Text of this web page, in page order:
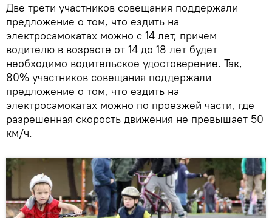
Две трети участников совещания поддержали
предложение о том, что ездить на
электросамокатах можно с 14 лет, причем
водителю в возрасте от 14 до 18 лет будет
необходимо водительское удостоверение. Так,
80% участников совещания поддержали
предложение о том, что ездить на
электросамокатах можно по проезжей части, где
разрешенная скорость движения не превышает 50
км/ч.